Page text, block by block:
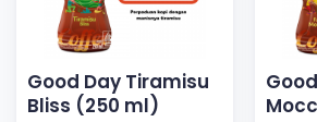
Good Day Tiramisu
Bliss (250 ml)